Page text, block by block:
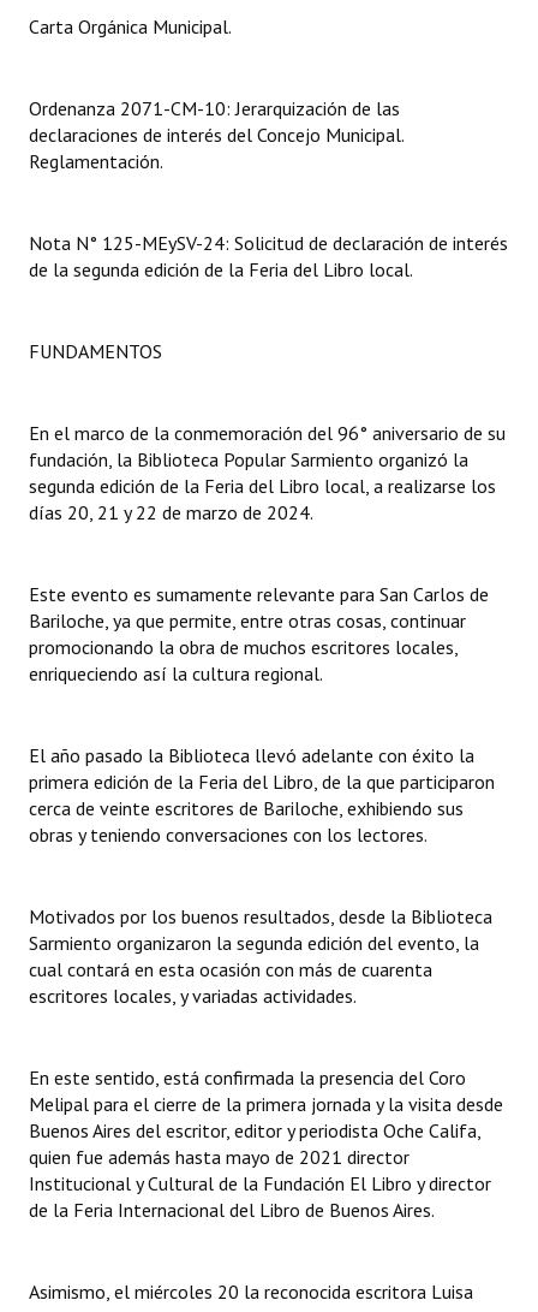
Digesto
DOCUMENTOS
Proyectos Presentados
Dictámenes Asesoría Letrada
Ejecución Presupuestaria
Actas de Audiencias Públicas
Comunicaciones
Declaraciones
Resoluciones
INSTITUCIONAL
Antiguos Pobladores
Registros y Distinciones
Datos Históricos
Audiencias Públicas - Registro
Mujeres que Dejaron Huellas - Registro
Periodistas Decanos - Registro
Banca del Vecino - Registro
Carta Orgánica Municipal.
Ordenanza 2071-CM-10: Jerarquización de las
declaraciones de interés del Concejo Municipal.
Reglamentación.
Nota N° 125-MEySV-24: Solicitud de declaración de interés
de la segunda edición de la Feria del Libro local.
FUNDAMENTOS
En el marco de la conmemoración del 96° aniversario de su
fundación, la Biblioteca Popular Sarmiento organizó la
segunda edición de la Feria del Libro local, a realizarse los
días 20, 21 y 22 de marzo de 2024.
Este evento es sumamente relevante para San Carlos de
Bariloche, ya que permite, entre otras cosas, continuar
promocionando la obra de muchos escritores locales,
enriqueciendo así la cultura regional.
El año pasado la Biblioteca llevó adelante con éxito la
primera edición de la Feria del Libro, de la que participaron
cerca de veinte escritores de Bariloche, exhibiendo sus
obras y teniendo conversaciones con los lectores.
Motivados por los buenos resultados, desde la Biblioteca
Sarmiento organizaron la segunda edición del evento, la
cual contará en esta ocasión con más de cuarenta
escritores locales, y variadas actividades.
En este sentido, está confirmada la presencia del Coro
Melipal para el cierre de la primera jornada y la visita desde
Buenos Aires del escritor, editor y periodista Oche Califa,
quien fue además hasta mayo de 2021 director
Institucional y Cultural de la Fundación El Libro y director
de la Feria Internacional del Libro de Buenos Aires.
Asimismo, el miércoles 20 la reconocida escritora Luisa